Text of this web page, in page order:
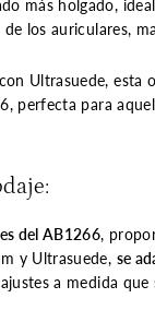
más holgado,
los auriculares,
Ultrasuede, esta
perfecta para
del AB1266,
y Ultrasuede, se
a medida que